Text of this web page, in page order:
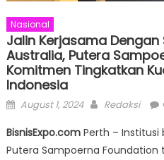
Nasional
Jalin Kerjasama Dengan
Australia, Putera
Komitmen Tingkatkan
Indonesia
Posted
August 1, 2024 Author
Redaksi
BisnisExpo.comPerth – Institusi
Putera Sampoerna Foundation